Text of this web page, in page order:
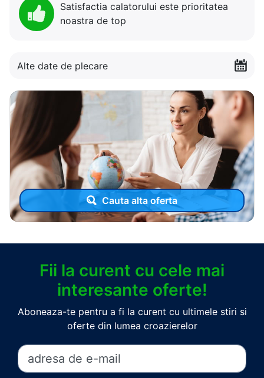
Satisfactia calatorului este prioritatea
noastra de top
Alte date de plecare
Cauta alta oferta
Fii la curent cu cele mai
interesante oferte!
Aboneaza-te pentru a fi la curent cu ultimele stiri si
oferte din lumea croazierelor